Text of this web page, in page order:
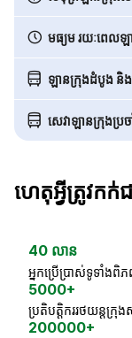
មធ្យម រយៈពេលឡ
ឡានក្រុងដំបូង និ
សេវាឡានក្រុងប្រចាំ
ហេតុអ្វីត្រូវក
40 លាន
អ្នកប្រើប្រាស់ទូទាំងពិ
5000+
ប្រតិបត្តិកររថយន្តក្រុង
200000+